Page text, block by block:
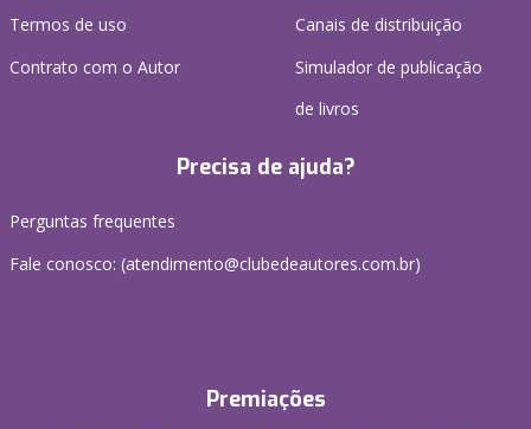
Termos de uso
Contrato com o Autor
Canais de distribuição
Simulador de publicação
de livros
Precisa de ajuda?
Perguntas frequentes
Fale conosco: (atendimento@clubedeautores.com.br)
Premiações